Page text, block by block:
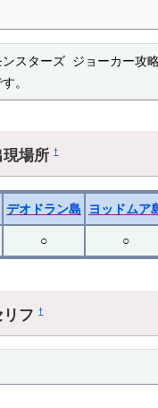
ンスターズ ジョーカー攻
。
現場所†
デオドラン島 ヨッドムア
○ ○
リフ†